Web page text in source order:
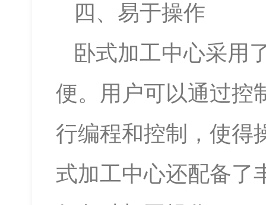
四、易于操作
卧式加工中心采用
便。用户可以通过控
行编程和控制，使得
式加工中心还配备了